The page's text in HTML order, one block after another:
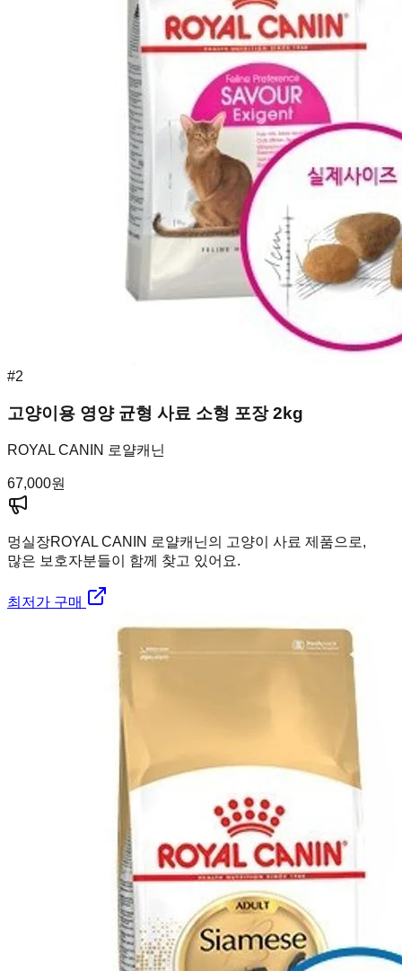
#2
고양이용 영양 균형 사료 소형 포장 2kg
ROYAL CANIN 로얄캐닌
67,000원
멍실장ROYAL CANIN 로얄캐닌의 고양이 사료 제품으로,
많은 보호자분들이 함께 찾고 있어요.
최저가 구매